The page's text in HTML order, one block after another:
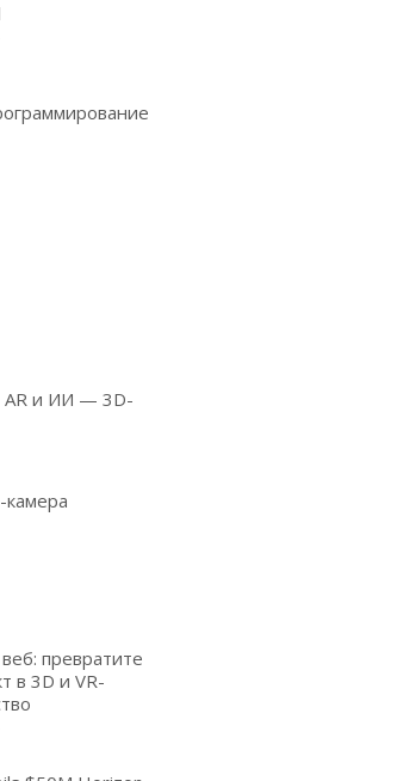
AR и ИИ — 3D-
камера
превратите
в 3D и VR-